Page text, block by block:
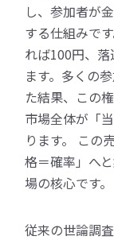
し、参加者が
する仕組みで
れば100円、
ます。多くの
た結果、この
市場全体が「
ります。 この
格＝確率」へ
場の核心です。
従来の世論調